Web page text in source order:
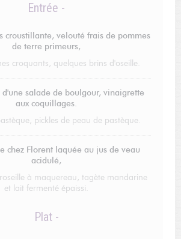
Entrée -
croustillante, velouté frais de pommes
de terre primeurs,
croquants, quelques brins d'oseille.
d'une salade de boulgour, vinaigrette
aux coquillages.
pickles de peau de pastèque.
chez Florent laquée au jus de veau
acidulé,
à maquereau, tagète mandarine
et lait fermenté épaissi.
Plat -